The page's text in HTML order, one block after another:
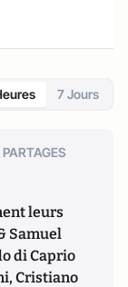
7 Jours
leurs
Samuel
di Caprio
Cristiano